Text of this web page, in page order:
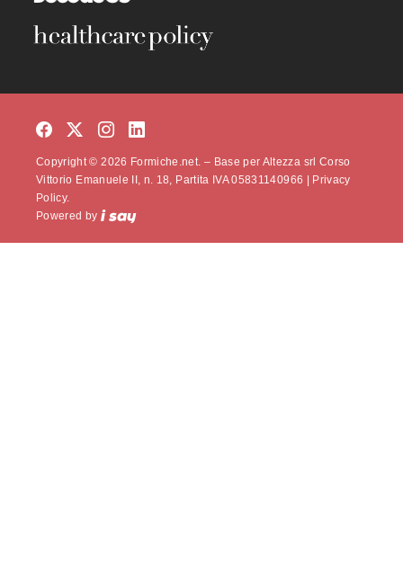
Copyright © 2026 Formiche.net. – Base per Altezza srl Corso
Vittorio Emanuele II, n. 18, Partita IVA 05831140966 |
Privacy
Policy.
Powered by